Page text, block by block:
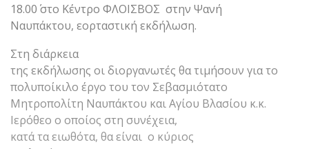
18.00΄ στο Κέντρο ΦΛΟΙΣΒΟΣ στην Ψανή
Ναυπάκτου, εορταστική εκδήλωση.
Στη διάρκεια
της εκδήλωσης οι διοργανωτές θα τιμήσουν για το
πολυποίκιλο έργο του τον Σεβασμιότατο
Μητροπολίτη Ναυπάκτου και Αγίου Βλασίου κ.κ.
Ιερόθεο ο οποίος στη συνέχεια,
κατά τα ειωθότα, θα είναι ο κύριος